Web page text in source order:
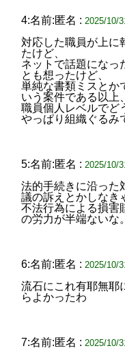
4:名前:匿名 : 2025/10/
対応した職員が上に
たけど、
ネットで話題になっ
とも想ったけど、
単純な書類ミスとか
いう案件である以上、
職員個人レベルでど
やっぱり組織ぐる
5:名前:匿名 : 2025/10/
法的手続きに沿った
議の訴えとかしなき
不法行為による損害
の労力が半端ないな。
6:名前:匿名 : 2025/10/
流石にこれ有耶無耶
らよかったわ
7:名前:匿名 : 2025/10/